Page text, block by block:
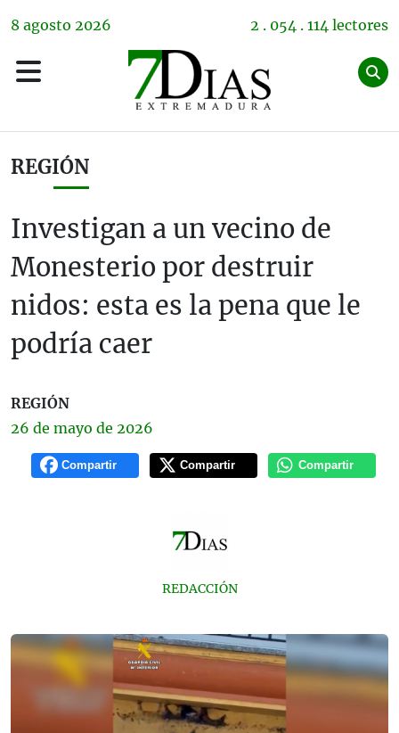
8 agosto 2026 2 . 054 . 114 lectores
REGIÓN
Investigan a un vecino de
Monesterio por destruir
nidos: esta es la pena que le
podría caer
REGIÓN
26 de mayo de 2026
Compartir Compartir Compartir
REDACCIÓN